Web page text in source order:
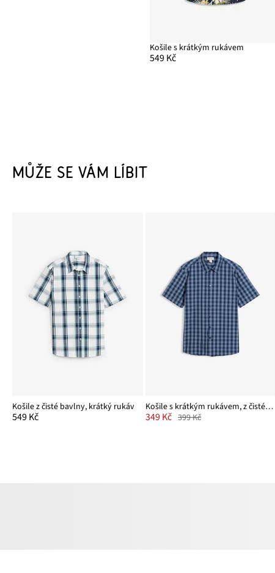
Košile s krátkým rukávem
549 Kč
MŮŽE SE VÁM LÍBIT
Košile z čisté bavlny, krátký rukáv
549 Kč
Košile s krátkým rukávem, z čisté bavlny
349 Kč 399 Kč